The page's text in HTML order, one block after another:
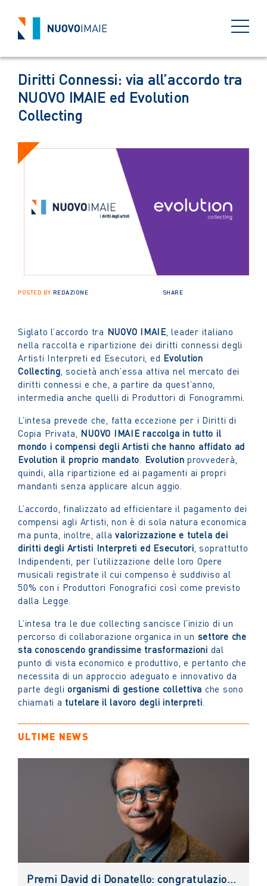
Diritti Connessi: via all’accordo tra
NUOVO IMAIE ed Evolution
Collecting
POSTED BY REDAZIONE SHARE
Siglato l’accordo tra NUOVO IMAIE , leader italiano
nella raccolta e ripartizione dei diritti connessi degli
Artisti Interpreti ed Esecutori, ed Evolution
Collecting , società anch’essa attiva nel mercato dei
diritti connessi e che, a partire da quest’anno,
intermedia anche quelli di Produttori di Fonogrammi.
L’intesa prevede che, fatta eccezione per i Diritti di
Copia Privata, NUOVO IMAIE raccolga in tutto il
mondo i compensi degli Artisti che hanno affidato ad
Evolution il proprio mandato Evolution provvederà,
quindi, alla ripartizione ed ai pagamenti ai propri
mandanti senza applicare alcun aggio.
L’accordo, finalizzato ad efficientare il pagamento dei
compensi agli Artisti, non è di sola natura economica
ma punta, inoltre, alla valorizzazione e tutela dei
diritti degli Artisti Interpreti ed Esecutori , soprattutto
Indipendenti, per l’utilizzazione delle loro Opere
musicali registrate il cui compenso è suddiviso al
50% con i Produttori Fonografici così come previsto
dalla Legge.
L’intesa tra le due collecting sancisce l’inizio di un
percorso di collaborazione organica in un settore che
sta conoscendo grandissime trasformazioni dal
punto di vista economico e produttivo, e pertanto che
necessita di un approccio adeguato e innovativo da
parte degli organismi di gestione collettiva che sono
chiamati a tutelare il lavoro degli interpreti
ULTIME NEWS
Premi David di Donatello: congratulazioni al nuovo direttore artistico, Gian Luca Farinelli